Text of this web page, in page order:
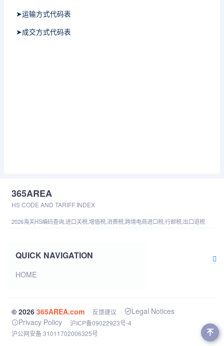
➤运输方式代码表
➤成交方式代码表
365AREA
HS CODE AND TARIFF INDEX
2026海关HS编码查询,进口关税,增值税,消费税,跨境电商进口税,行邮税,出口退税
QUICK NAVIGATION
HOME
© 2026 365AREA.com 反馈建议
Legal Notices
Privacy Policy
沪ICP备09022923号-4
沪公网安备 31011702006325号